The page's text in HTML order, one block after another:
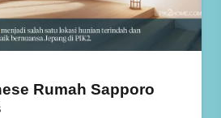
Rumah Sapporo